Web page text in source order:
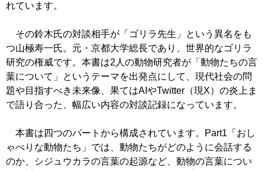
れています。
その鈴木氏の対談相手が「ゴリラ先生」という異名をも
つ山極寿一氏。元・京都大学総長であり、世界的なゴリラ
研究の権威です。本書は2人の動物研究者が「動物たちの言
葉について」というテーマを出発点にして、現代社会の問
題や目指すべき未来像、果てはAIやTwitter（現X）の炎上ま
で語り合った、幅広い内容の対談記録になっています。
本書は四つのパートから構成されています。Part1「おし
ゃべりな動物たち」では、動物たちがどのように会話する
のか、シジュウカラの言葉の起源など、動物の言葉につい